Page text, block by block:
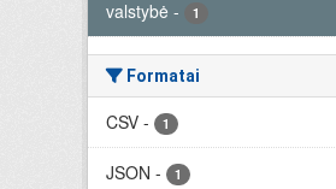
valstybė - 1
Formatai
CSV - 1
JSON - 1